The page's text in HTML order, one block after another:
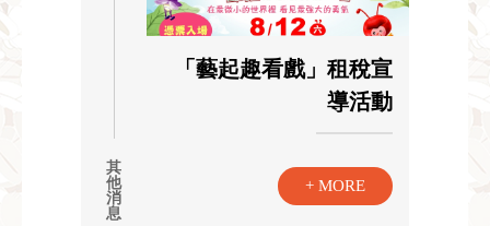
其
他
消
息
「藝起趣看戲」租稅宣
導活動
+ MORE